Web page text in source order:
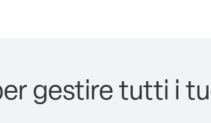
gestire tutti i